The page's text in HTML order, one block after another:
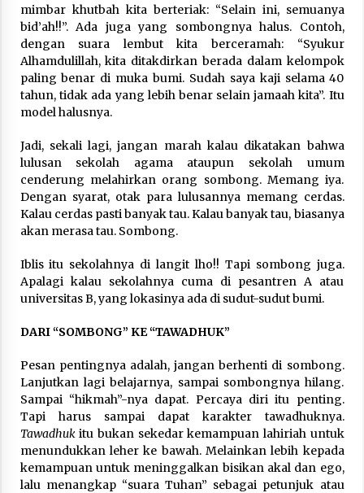
mimbar khutbah kita berteriak: “Selain ini, semuanya
bid’ah!!”. Ada juga yang sombongnya halus. Contoh,
dengan suara lembut kita berceramah: “Syukur
Alhamdulillah, kita ditakdirkan berada dalam kelompok
paling benar di muka bumi. Sudah saya kaji selama 40
tahun, tidak ada yang lebih benar selain jamaah kita”. Itu
model halusnya.
Jadi, sekali lagi, jangan marah kalau dikatakan bahwa
lulusan sekolah agama ataupun sekolah umum
cenderung melahirkan orang sombong. Memang iya.
Dengan syarat, otak para lulusannya memang cerdas.
Kalau cerdas pasti banyak tau. Kalau banyak tau, biasanya
akan merasa tau. Sombong.
Iblis itu sekolahnya di langit lho!! Tapi sombong juga.
Apalagi kalau sekolahnya cuma di pesantren A atau
universitas B, yang lokasinya ada di sudut-sudut bumi.
DARI “SOMBONG” KE “TAWADHUK”
Pesan pentingnya adalah, jangan berhenti di sombong.
Lanjutkan lagi belajarnya, sampai sombongnya hilang.
Sampai “hikmah”-nya dapat. Percaya diri itu penting.
Tapi harus sampai dapat karakter tawadhuknya.
Tawadhukitu bukan sekedar kemampuan lahiriah untuk
menundukkan leher ke bawah. Melainkan lebih kepada
kemampuan untuk meninggalkan bisikan akal dan ego,
lalu menangkap “suara Tuhan” sebagai petunjuk atau